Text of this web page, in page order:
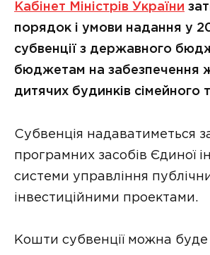
Кабінет Міністрів України
порядок і умови надання у
субвенції з державного
бюджетам на забезпечення
дитячих будинків сімейного
Субвенція надаватиметься
програмних засобів Єдиної
системи управління
інвестиційними проектами.
Кошти субвенції можна